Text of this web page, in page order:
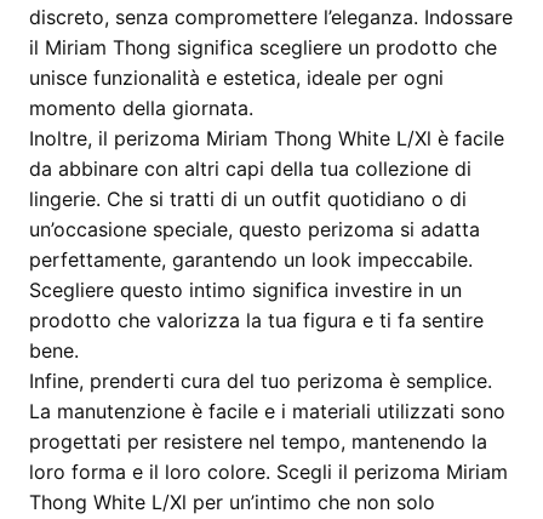
discreto, senza compromettere l’eleganza. Indossare
il Miriam Thong significa scegliere un prodotto che
unisce funzionalità e estetica, ideale per ogni
momento della giornata.
Inoltre, il perizoma Miriam Thong White L/Xl è facile
da abbinare con altri capi della tua collezione di
lingerie. Che si tratti di un outfit quotidiano o di
un’occasione speciale, questo perizoma si adatta
perfettamente, garantendo un look impeccabile.
Scegliere questo intimo significa investire in un
prodotto che valorizza la tua figura e ti fa sentire
bene.
Infine, prenderti cura del tuo perizoma è semplice.
La manutenzione è facile e i materiali utilizzati sono
progettati per resistere nel tempo, mantenendo la
loro forma e il loro colore. Scegli il perizoma Miriam
Thong White L/Xl per un’intimo che non solo